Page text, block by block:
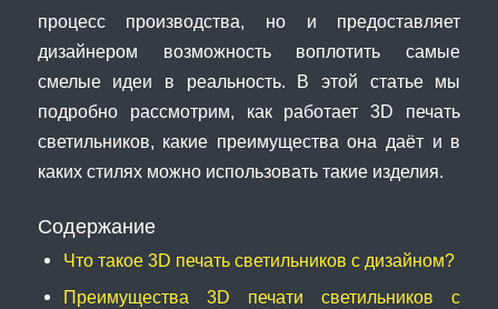
процесс производства, но и предоставляет
дизайнером возможность воплотить самые
смелые идеи в реальность. В этой статье мы
подробно рассмотрим, как работает 3D печать
светильников, какие преимущества она даёт и в
каких стилях можно использовать такие изделия.
Содержание
Что такое 3D печать светильников с дизайном?
Преимущества 3D печати светильников с